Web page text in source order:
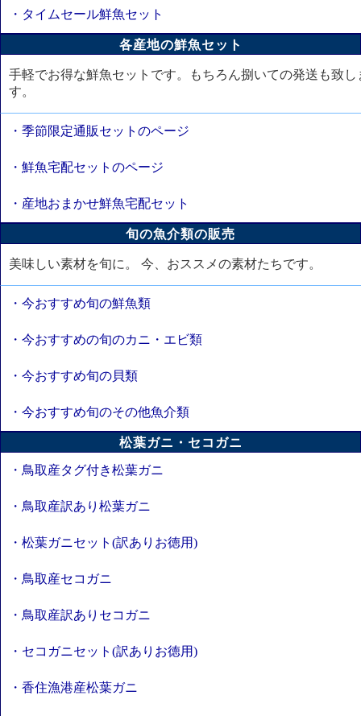
・タイムセール鮮魚セット
各産地の鮮魚セット
手軽でお得な鮮魚セットです。もちろん捌いての発送も致し
す。
・季節限定通販セットのページ
・鮮魚宅配セットのページ
・産地おまかせ鮮魚宅配セット
旬の魚介類の販売
美味しい素材を旬に。 今、おススメの素材たちです。
・今おすすめ旬の鮮魚類
・今おすすめの旬のカニ・エビ類
・今おすすめ旬の貝類
・今おすすめ旬のその他魚介類
松葉ガニ・セコガニ
・鳥取産タグ付き松葉ガニ
・鳥取産訳あり松葉ガニ
・松葉ガニセット(訳ありお徳用)
・鳥取産セコガニ
・鳥取産訳ありセコガニ
・セコガニセット(訳ありお徳用)
・香住漁港産松葉ガニ